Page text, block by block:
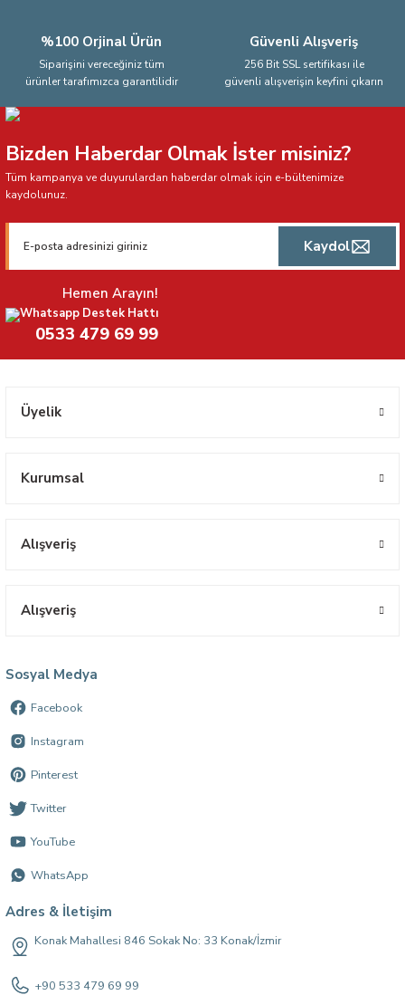
%100 Orjinal Ürün
Siparişini vereceğiniz tüm
ürünler tarafımızca garantilidir
Güvenli Alışveriş
256 Bit SSL sertifikası ile
güvenli alışverişin keyfini çıkarın
Bizden Haberdar Olmak İster misiniz?
Tüm kampanya ve duyurulardan haberdar olmak için e-bültenimize
kaydolunuz.
Kaydol
Hemen Arayın!
Whatsapp Destek Hattı
0533 479 69 99
Üyelik
Kurumsal
Alışveriş
Alışveriş
Sosyal Medya
Facebook
Instagram
Pinterest
Twitter
YouTube
WhatsApp
Adres & İletişim
Konak Mahallesi 846 Sokak No: 33 Konak/İzmir
+90 533 479 69 99